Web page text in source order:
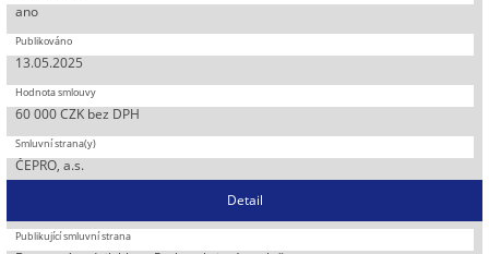
ano
13.05.2025
60 000 CZK bez DPH
ČEPRO, a.s.
Detail